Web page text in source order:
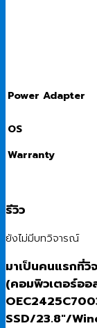
Power Adapter
OS
Warranty
รีวิว
ยังไม่มีบทวิจารณ์
มาเป็นคนแรกที่
(คอมพิวเตอร์อ
SSD/23.8″/